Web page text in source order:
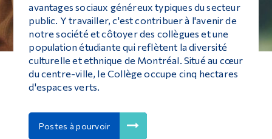
avantages sociaux généreux typiques du secteur
public. Y travailler, c'est contribuer à l'avenir de
notre société et côtoyer des collègues et une
population étudiante qui reflètent la diversité
culturelle et ethnique de Montréal. Situé au cœur
du centre-ville, le Collège occupe cinq hectares
d'espaces verts.
Postes à pourvoir